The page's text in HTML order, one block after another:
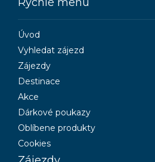
Úvod
Vyhledat zájezd
Zájezdy
Destinace
Akce
Dárkové poukazy
Oblíbene produkty
Cookies